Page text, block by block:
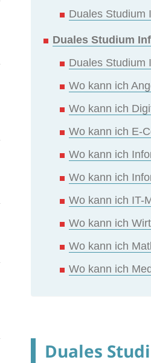
Duales Studium
Duales Studium
Duales Studium
Wo kann ich
Wo kann ich
Wo kann ich E-
Wo kann ich
Wo kann ich
Wo kann ich IT-
Wo kann ich
Wo kann ich
Wo kann ich
Duales